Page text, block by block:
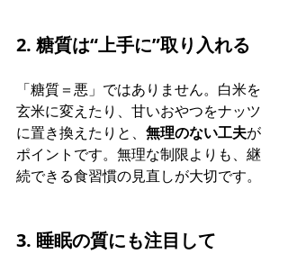
2. 糖質は“上手に”取り入れる
「糖質＝悪」ではありません。白米を
玄米に変えたり、甘いおやつをナッツ
に置き換えたりと、 無理のない工夫が
ポイントです。無理な制限よりも、継
続できる食習慣の見直しが大切です。
3. 睡眠の質にも注目して